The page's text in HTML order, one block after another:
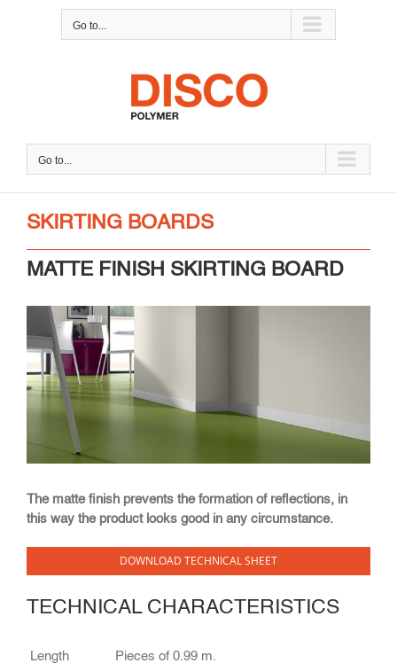
Go to...
Go to...
SKIRTING BOARDS
MATTE FINISH SKIRTING BOARD
The matte finish prevents the formation of reflections, in
this way the product looks good in any circumstance.
DOWNLOAD TECHNICAL SHEET
TECHNICAL CHARACTERISTICS
Length
Pieces of 0.99 m.